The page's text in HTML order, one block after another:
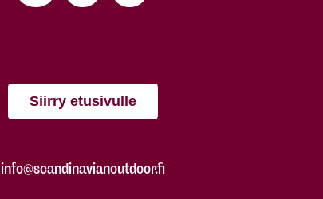
Siirry etusivulle
info@scandinavianoutdoor.fi